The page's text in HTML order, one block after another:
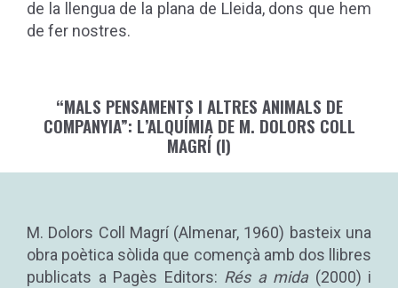
de la llengua de la plana de Lleida, dons que hem
de fer nostres.
“MALS PENSAMENTS I ALTRES ANIMALS DE
COMPANYIA”: L’ALQUÍMIA DE M. DOLORS COLL
MAGRÍ (I)
M. Dolors Coll Magrí (Almenar, 1960) basteix una
obra poètica sòlida que començà amb dos llibres
publicats a Pagès Editors: Rés a mida(2000) i